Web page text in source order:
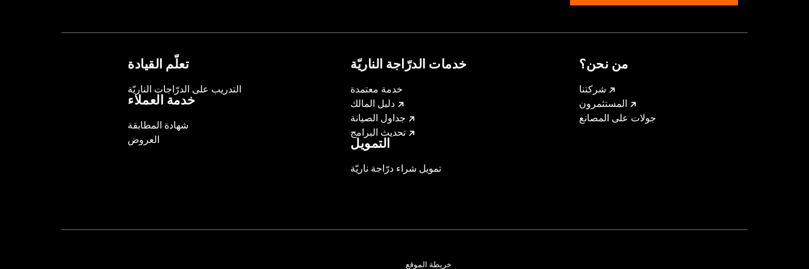
تعلّم القيادة
التدريب على الدرّاجات الناريّة
خدمة العملاء
شهادة المطابقة
العروض
خدمات الدرّاجة الناريّة
خدمة معتمدة
دليل المالك
جداول الصيانة
تحديث البرامج
التمويل
تمويل شراء درّاجة ناريّة
من نحن؟
شركتنا
المستثمرون
جولات على المصانع
خريطة الموقع